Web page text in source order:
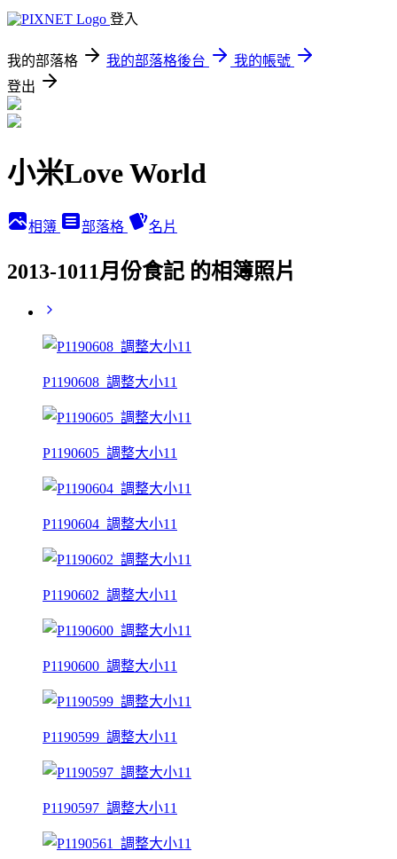
登入
我的部落格 我的部落格後台
我的帳號
登出
小米Love World
相簿 部落格 名片
2013-1011月份食記 的相簿照片
P1190608_調整大小11
P1190605_調整大小11
P1190604_調整大小11
P1190602_調整大小11
P1190600_調整大小11
P1190599_調整大小11
P1190597_調整大小11